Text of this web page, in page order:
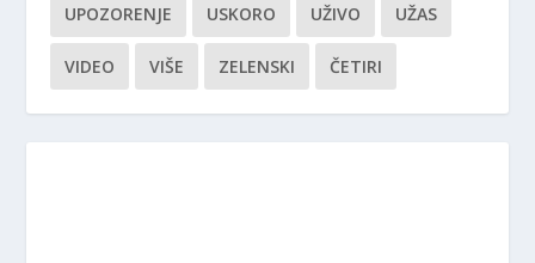
UPOZORENJE USKORO UŽIVO UŽAS
VIDEO VIŠE ZELENSKI ČETIRI